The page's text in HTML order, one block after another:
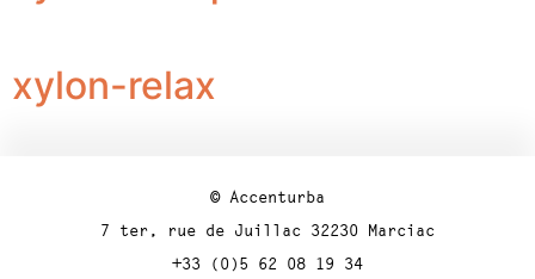
xylon-relax
© Accenturba
7 ter, rue de Juillac 32230 Marciac
+33 (0)5 62 08 19 34